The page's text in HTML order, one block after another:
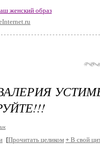
женский образ
[Прочитать целиком + В свой